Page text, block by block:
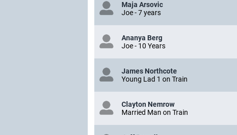
Maja Arsovic
Joe - 7 years
Ananya Berg
Joe - 10 Years
James Northcote
Young Lad 1 on Train
Clayton Nemrow
Married Man on Train